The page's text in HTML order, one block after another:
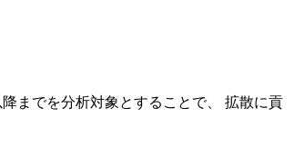
までを分析対象とすることで、 拡散に貢